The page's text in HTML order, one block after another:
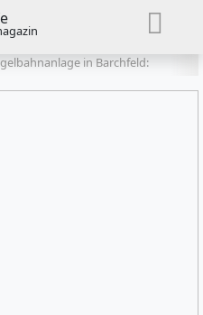
in Barchfeld:
Euro